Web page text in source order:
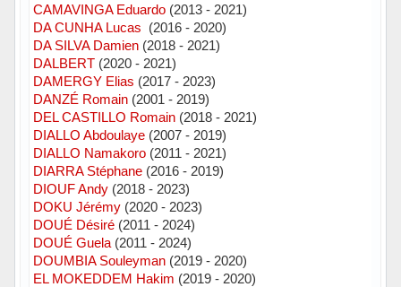
CAMAVINGA Eduardo(2013 - 2021)
DA CUNHA Lucas (2016 - 2020)
DA SILVA Damien(2018 - 2021)
DALBERT(2020 - 2021)
DAMERGY Elias (2017 - 2023)
DANZÉ Romain(2001 - 2019)
DEL CASTILLO Romain(2018 - 2021)
DIALLO Abdoulaye(2007 - 2019)
DIALLO Namakoro(2011 - 2021)
DIARRA Stéphane(2016 - 2019)
DIOUF Andy(2018 - 2023)
DOKU Jérémy(2020 - 2023)
DOUÉ Désiré(2011 - 2024)
DOUÉ Guela(2011 - 2024)
DOUMBIA Souleyman(2019 - 2020)
EL MOKEDDEM Hakim (2019 - 2020)